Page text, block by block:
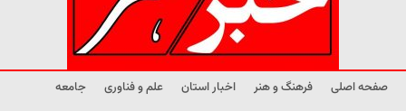
صفحه اصلی فرهنگ و هنر اخبار استان علم و فناوری
جامعه